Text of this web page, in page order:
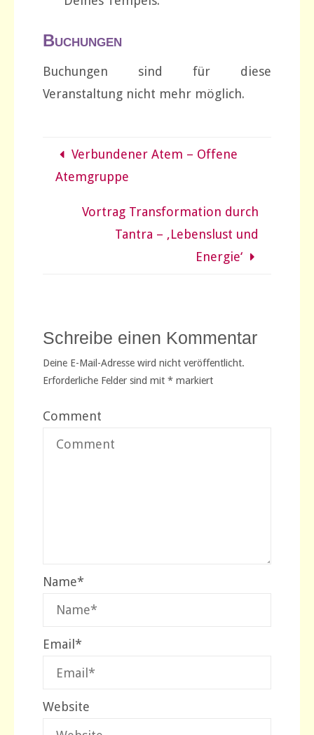
Buchungen
Buchungen sind für diese
Veranstaltung nicht mehr möglich.
Verbundener Atem – Offene
Atemgruppe
Vortrag Transformation durch
Tantra – ‚Lebenslust und
Energie‘
Schreibe einen Kommentar
Deine E-Mail-Adresse wird nicht veröffentlicht.
Erforderliche Felder sind mit *markiert
Comment
Name*
Email *
Website